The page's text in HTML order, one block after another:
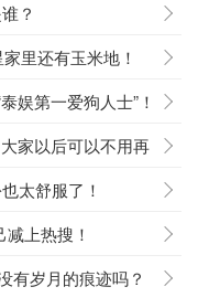
？
里还有玉米地！
娱第一爱狗人士”！
家以后可以不用再
太舒服了！
上热搜！
有岁月的痕迹吗？